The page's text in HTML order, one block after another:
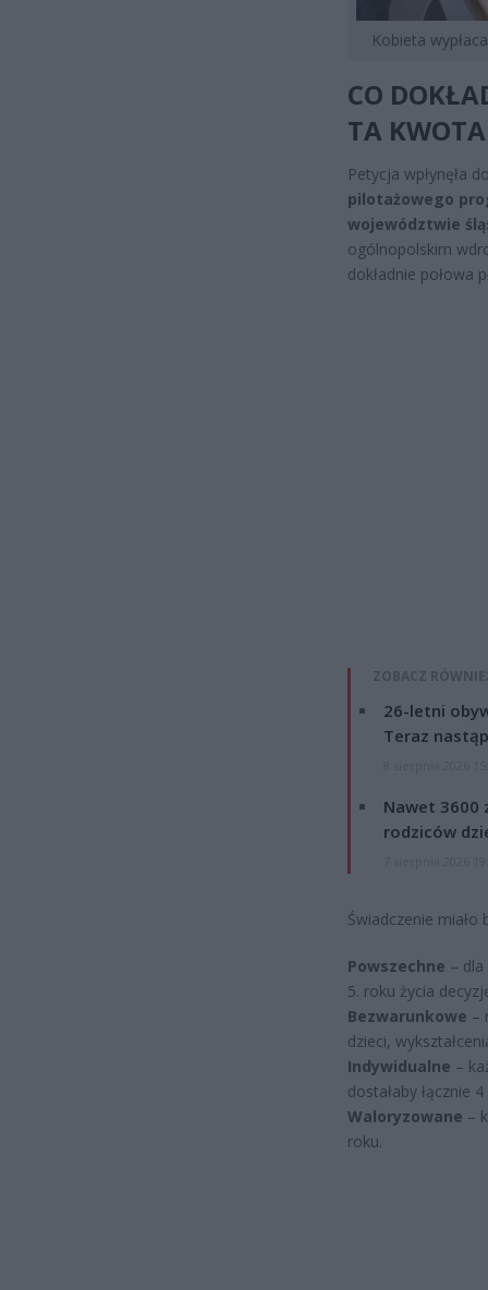
Kobieta
CO
TA KWOTA
Petycja wpłynęła
pilotażowego
województwie
ogólnopolskim
dokładnie połowa
ZOBACZ
26-letni
Teraz
Nawet 3600
rodziców
Świadczenie miało
Powszechne –
5. roku życia
Bezwarunkowe –
dzieci,
Indywidualne –
dostałaby łącznie
Waloryzowane –
roku.